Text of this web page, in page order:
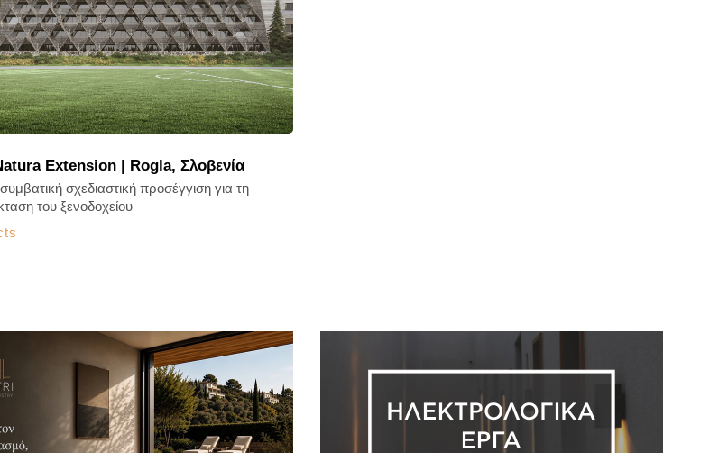
Extension | Rogla, Σλοβενία
σχεδιαστική προσέγγιση για τη
του ξενοδοχείου